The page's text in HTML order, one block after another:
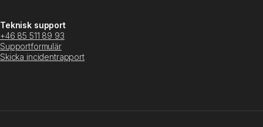
Teknisk support
+46 85 511 89 93
Supportformulär
Skicka incidentrapport